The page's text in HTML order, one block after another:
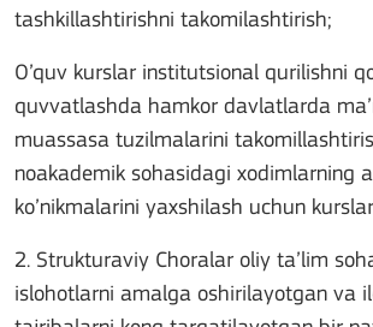
tashkillashtirishni takomilashtirish;
O’quv kurslar institutsional qurilishni
quvvatlashda hamkor davlatlarda
muassasa tuzilmalarini
noakademik sohasidagi xodimlarning
ko’nikmalarini yaxshilash uchun
2. Strukturaviy Choralar oliy ta’lim
islohotlarni amalga oshirilayotgan va